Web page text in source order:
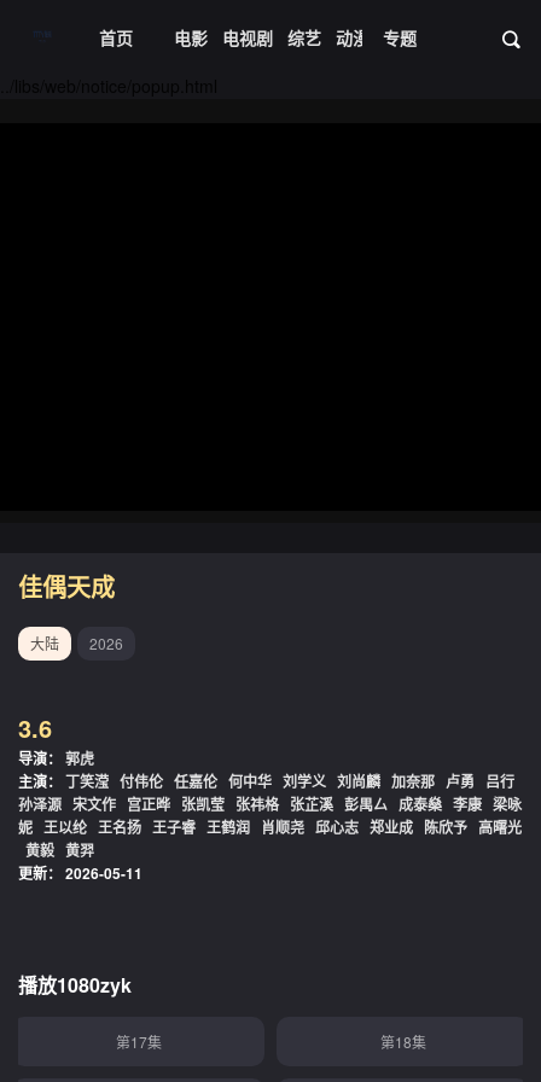
首页 电影 电视剧 综艺 动漫 短剧大全 资
专题
佳偶天成
大陆 2026
3.6
导演： 郭虎
主演： 丁笑滢 付伟伦 任嘉伦 何中华 刘学义 刘尚麟 加奈那 卢勇
吕行
孙泽源 宋文作 宫正晔 张凯莹 张祎格 张芷溪 彭禺厶 成泰燊 李康 梁咏
妮 王以纶 王名扬 王子睿 王鹤润 肖顺尧 邱心志 郑业成 陈欣予 高曙光
黄毅 黄羿
更新： 2026-05-11
播放1080zyk
第09集 第10集
第15集
第17集 第18集